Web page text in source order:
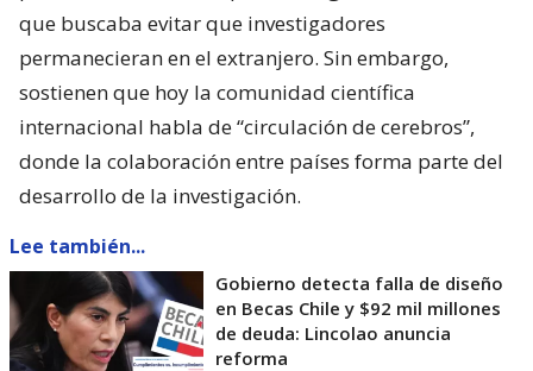
que buscaba evitar que investigadores
permanecieran en el extranjero. Sin embargo,
sostienen que hoy la comunidad científica
internacional habla de “circulación de cerebros”,
donde la colaboración entre países forma parte del
desarrollo de la investigación.
Lee también...
Gobierno detecta falla de diseño
en Becas Chile y $92 mil millones
de deuda: Lincolao anuncia
reforma